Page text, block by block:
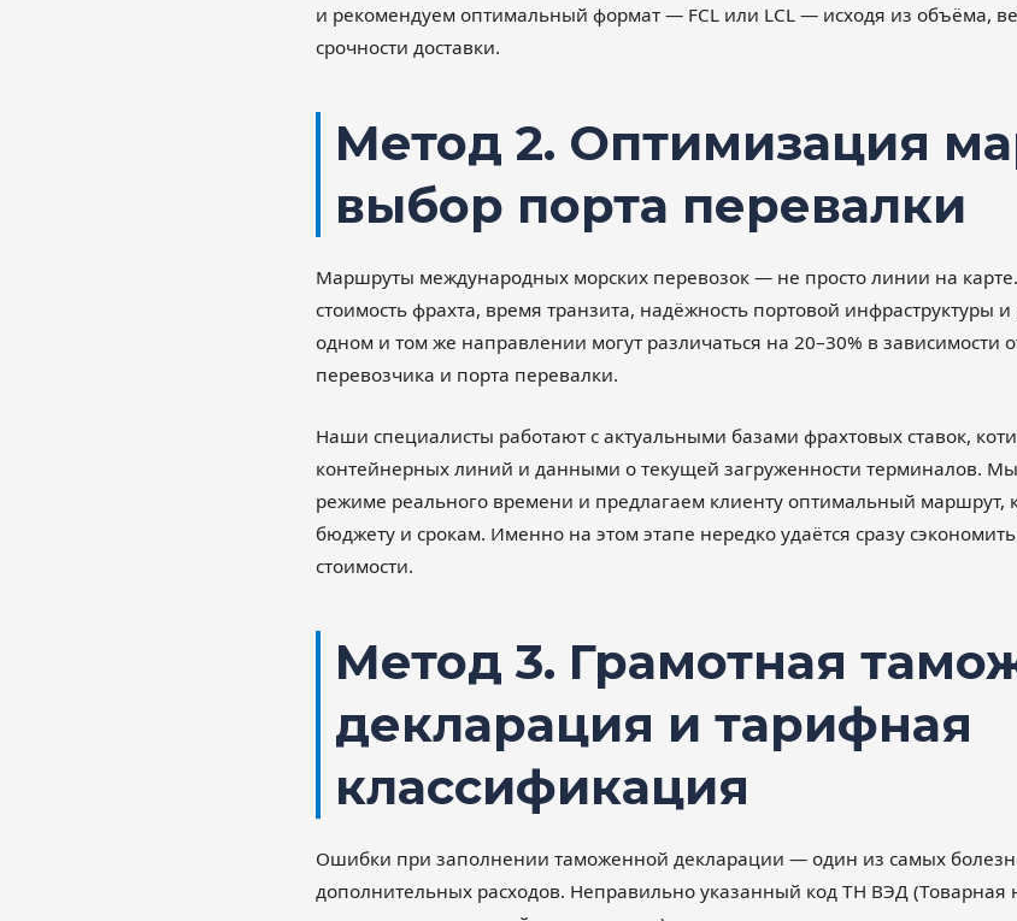
и рекомендуем оптимальный формат — FCL или LCL — исходя из объёма,
срочности доставки.
Метод 2. Оптимизация
выбор порта перевалки
Маршруты международных морских перевозок — не просто линии на
стоимость фрахта, время транзита, надёжность портовой инфраструктуры
одном и том же направлении могут различаться на 20–30% в зависимости
перевозчика и порта перевалки.
Наши специалисты работают с актуальными базами фрахтовых ставок,
контейнерных линий и данными о текущей загруженности терминалов.
режиме реального времени и предлагаем клиенту оптимальный маршрут,
бюджету и срокам. Именно на этом этапе нередко удаётся сразу
стоимости.
Метод 3. Грамотная
декларация и тарифная
классификация
Ошибки при заполнении таможенной декларации — один из самых
дополнительных расходов. Неправильно указанный код ТН ВЭД (Товарная